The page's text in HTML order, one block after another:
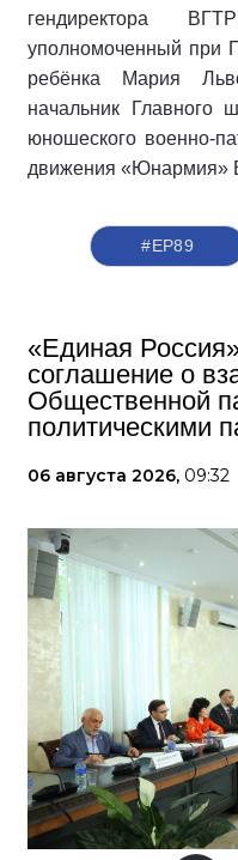
гендиректора
уполномоченный при
ребёнка Мария
начальник Главного
юношеского военно-
движения «Юнармия»
#ЕР89
«Единая
соглашение о
Общественной
политическими
06 августа 2026, 09:32